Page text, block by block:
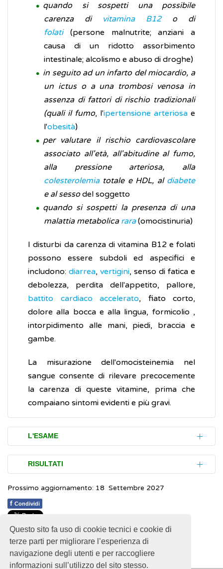
Questo sito fa uso di cookie tecnici e cookie di
terze parti per migliorare l’esperienza di
navigazione degli utenti e per raccogliere
informazioni sull’utilizzo del sito stesso.
quando si sospetti una possibile
carenza di vitamina B12o di
folati(persone malnutrite; anziani a
causa di un ridotto assorbimento
intestinale; alcolismo e abuso di droghe)
in seguito ad un infarto del miocardio, a
un ictus o a una trombosi venosa in
assenza di fattori di rischio tradizionali
(quali il fumo, l'ipertensione arteriosa e
l'obesità)
per valutare il rischio cardiovascolare
associato all'età, all'abitudine al fumo,
alla pressione arteriosa, alla
colesterolemiatotale e HDL, al diabete
e al sessodel soggetto
quando si sospetti la presenza di una
malattia metabolica rara(omocistinuria)
I disturbi da carenza di vitamina B12 e folati
possono essere subdoli ed aspecifici e
includono: diarrea, vertigini, senso di fatica e
debolezza, perdita dell'appetito, pallore,
battito cardiaco accelerato, fiato corto,
dolore alla bocca e alla lingua, formicolio ,
intorpidimento alle mani, piedi, braccia e
gambe.
La misurazione dell'omocisteinemia nel
sangue consente di rilevare precocemente
la carenza di queste vitamine, prima che
compaiano sintomi evidenti e più gravi.
L'ESAME
Per eseguire l'esame è necessaria una
piccola quantità (campione) di sangue
venoso . In genere, viene raccomandato di
stare a digiuno per 10-12 ore, di stare a
riposo e di astenersi dal fumo per almeno
15 minuti prima di sottoporsi al prelievo di
sangue.
RISULTATI
I valori normalidi omocisteina nel sangue, sia
per uomini che per donne, giovani e adulti,
sono compresi tra 5-12 micro-moli per litro.
Valori elevati possono indicare uno stato di
malnutrizione o la carenza di vitamina B12 e
Prossimo aggiornamento: 18 Settembre 2027
f Condividi
1 1 1 1 1 Rating 2.96 (131 Votes)